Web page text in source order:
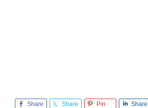
Share Share Pin Share